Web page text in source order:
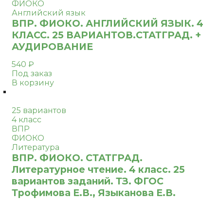
ФИОКО
Английский язык
ВПР. ФИОКО. АНГЛИЙСКИЙ ЯЗЫК. 4
КЛАСС. 25 ВАРИАНТОВ.СТАТГРАД. +
АУДИРОВАНИЕ
540 ₽
Под заказ
В корзину
25 вариантов
4 класс
ВПР
ФИОКО
Литература
ВПР. ФИОКО. СТАТГРАД.
Литературное чтение. 4 класс. 25
вариантов заданий. ТЗ. ФГОС
Трофимова Е.В., Языканова Е.В.